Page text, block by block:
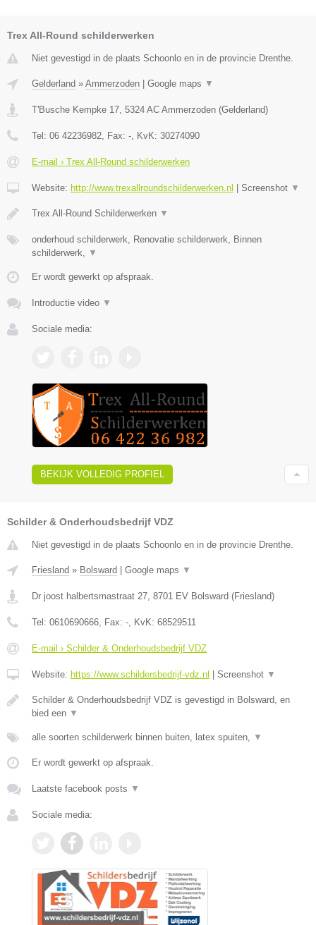
Trex All-Round schilderwerken
Niet gevestigd in de plaats Schoonlo en in de provincie Drenthe.
Gelderland » Ammerzoden Google maps ▼
T'Busche Kempke 17, 5324 AC Ammerzoden (Gelderland)
Tel: 06 42236982, Fax: -, KvK: 30274090
E-mail › Trex All-Round schilderwerken
Website: http://www.trexallroundschilderwerken.nl Screenshot ▼
Trex All-Round Schilderwerken ▼
onderhoud schilderwerk, Renovatie schilderwerk, Binnen
schilderwerk, ▼
Er wordt gewerkt op afspraak.
Introductie video ▼
Sociale media:
BEKIJK VOLLEDIG PROFIEL
Schilder & Onderhoudsbedrijf VDZ
Niet gevestigd in de plaats Schoonlo en in de provincie Drenthe.
Friesland » Bolsward Google maps ▼
Dr joost halbertsmastraat 27, 8701 EV Bolsward (Friesland)
Tel: 0610690666, Fax: -, KvK: 68529511
E-mail › Schilder & Onderhoudsbedrijf VDZ
Website: https://www.schildersbedrijf-vdz.nl Screenshot ▼
Schilder & Onderhoudsbedrijf VDZ is gevestigd in Bolsward, en
bied een ▼
alle soorten schilderwerk binnen buiten, latex spuiten, ▼
Er wordt gewerkt op afspraak.
Laatste facebook posts ▼
Sociale media: